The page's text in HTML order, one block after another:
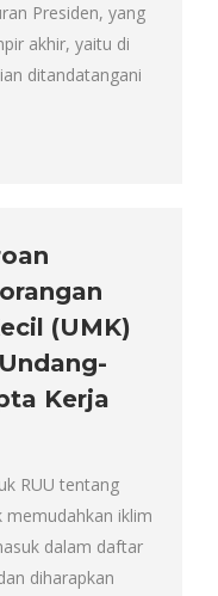
Presiden, yang
akhir, yaitu di
ditandatangani
(UMK)
Kerja
RUU tentang
memudahkan iklim
dalam daftar
diharapkan